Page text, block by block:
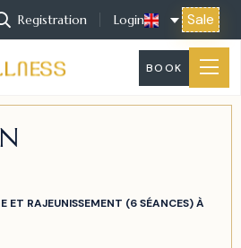
Registration Login Sale
BOOK
ET RAJEUNISSEMENT (6 SÉANCES) À